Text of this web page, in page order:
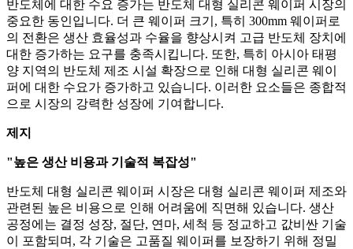
반도체에 대한 수요 증가는 반도체 대형 실리콘 웨이퍼 시장의
중요한 동인입니다. 더 큰 웨이퍼 크기, 특히 300mm 웨이퍼로
의 전환은 생산 효율성과 수율을 향상시켜 고급 반도체 장치에
대한 증가하는 요구를 충족시킵니다. 또한, 특히 아시아 태평
양 지역의 반도체 제조 시설 확장으로 인해 대형 실리콘 웨이
퍼에 대한 수요가 증가하고 있습니다. 이러한 요소들은 종합적
으로 시장의 강력한 성장에 기여합니다.
제지
"높은 생산 비용과 기술적 복잡성"
반도체 대형 실리콘 웨이퍼 시장은 대형 실리콘 웨이퍼 제조와
관련된 높은 비용으로 인해 어려움에 직면해 있습니다. 생산
공정에는 결정 성장, 절단, 연마, 세척 등 정교하고 값비싼 기술
이 포함되며, 각 기술은 고품질 웨이퍼를 보장하기 위해 정밀